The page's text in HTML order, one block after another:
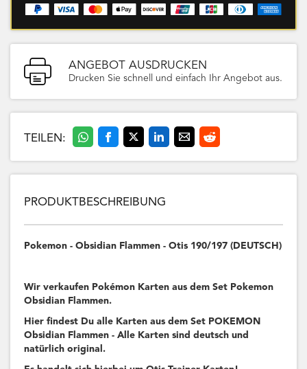
ANGEBOT AUSDRUCKEN
Drucken Sie schnell und einfach Ihr Angebot aus.
TEILEN:
PRODUKTBESCHREIBUNG
Pokemon - Obsidian Flammen - Otis 190/197 (DEUTSCH)
Wir verkaufen Pokémon Karten aus dem Set Pokemon
Obsidian Flammen.
Hier findest Du alle Karten aus dem Set POKEMON
Obsidian Flammen - Alle Karten sind deutsch und
natürlich original.